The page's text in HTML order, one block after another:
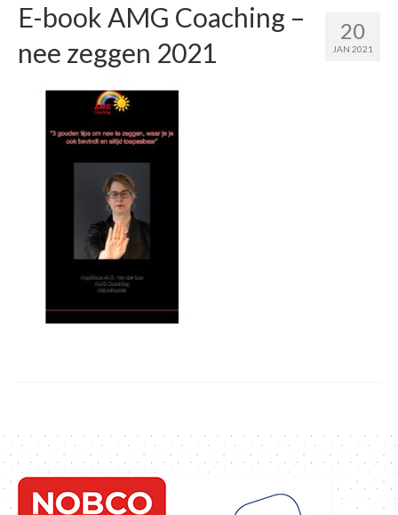
1-op-1 Coaching bij Onzekerheid
2e spoortrajecten
Gratis Tips / Blogs
Gratis E-book Nee Zeggen
Aanbevelingen
Over Mij
Contact & Privacy
20
JAN 2021
E-book AMG Coaching –
nee zeggen 2021